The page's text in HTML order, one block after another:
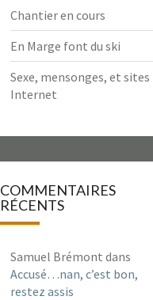
Chantier en cours
En Marge font du ski
Sexe, mensonges, et sites
Internet
COMMENTAIRES
RÉCENTS
Samuel Brémont dans
Accusé…nan, c’est bon,
restez assis